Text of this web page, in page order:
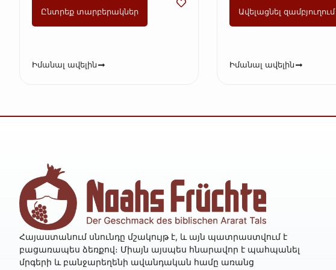
Ընտրեք տարբերակներ
Իմանալ ավելին
Ավելացնել զամբյուղում
Իմանալ ավելին
Հայաստանում սնունդը մշակույթ է, և այն պատրաստվում է
բացառապես ձեռքով։ Միայն այսպես հնարավոր է պահպանել
մրգերի և բանջարեղենի ավանդական համը առանց